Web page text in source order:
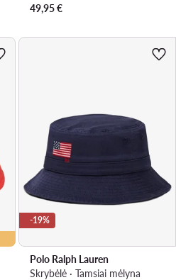
49,95€
-19%
Polo Ralph Lauren
Skrybėlė · Tamsiai mėlyna